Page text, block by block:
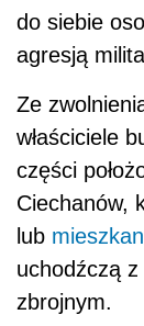
do siebie
agresją
Ze
właściciele
części
Ciechanów,
lub
uchodźczą
zbrojnym.